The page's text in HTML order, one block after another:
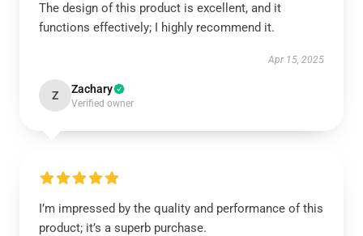
The design of this product is excellent, and it
functions effectively; I highly recommend it.
Apr 15, 2025
Z Zachary
Verified owner
I’m impressed by the quality and performance of this
product; it’s a superb purchase.